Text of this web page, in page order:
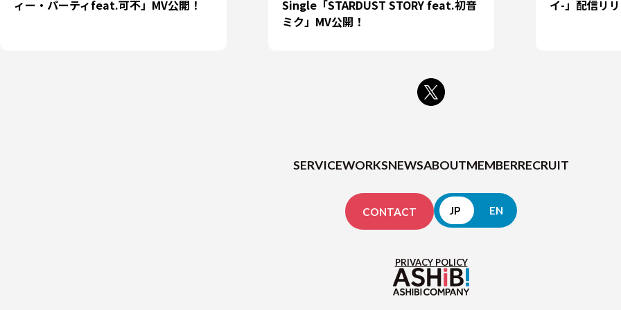
ィー・パーティfeat.可不」MV公開！
Single「STARDUST STORY feat.初音
ミク」MV公開！
イ-」配信リ
SERVICEWORKSNEWSABOUTMEMBERRECRUIT
CONTACT JP EN
PRIVACY POLICY